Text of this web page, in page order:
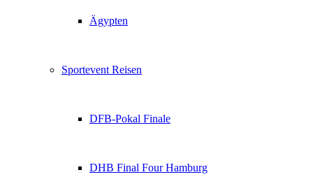
Ägypten
Sportevent Reisen
DFB-Pokal Finale
DHB Final Four Hamburg